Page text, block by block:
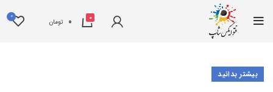
0
0 تومان
0
بیشتر بدانید